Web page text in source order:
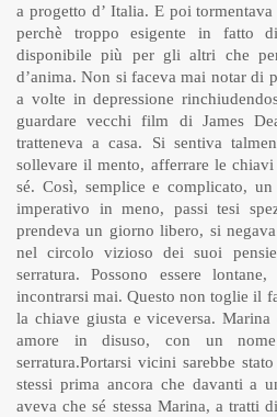
a progetto d’ Italia. E poi
perchè troppo esigente in fatto
disponibile più per gli altri che
d’anima. Non si faceva mai notar di
a volte in depressione
guardare vecchi film di James
tratteneva a casa. Si sentiva
sollevare il mento, afferrare le
sé. Così, semplice e complicato,
imperativo in meno, passi tesi
prendeva un giorno libero, si
nel circolo vizioso dei suoi
serratura. Possono essere
incontrarsi mai. Questo non toglie il
la chiave giusta e viceversa.
amore in disuso, con un
serratura.Portarsi vicini sarebbe
stessi prima ancora che davanti a
aveva che sé stessa Marina, a tratti